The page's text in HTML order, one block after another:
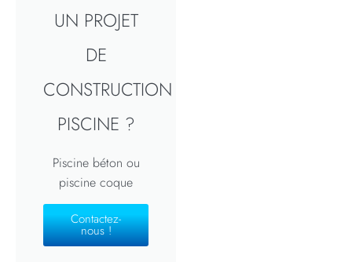
UN PROJET
DE
CONSTRUCTION
PISCINE ?
Piscine béton ou
piscine coque
Contactez-
nous !